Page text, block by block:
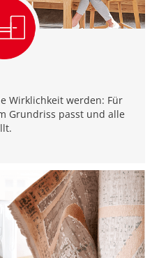
Wirklichkeit werden: Für
Grundriss passt und alle